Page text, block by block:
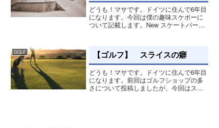
どうも！マサです。ドイツに住んで6年目
になります。今回は僕の趣味スケボーに
ついて記載します。New スケートパーク
てました。仲間と滑ったりしててとても
思い出のある場所な...
GOLF 【ゴルフ】 スライスの癖
どうも！マサです。ドイツに住んで6年目
になります。前回はゴルフショップの多
さについて投稿しましたが、今回はスラ